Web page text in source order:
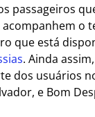
passageiros
o
que está
. Ainda
dos usuários
e Bom